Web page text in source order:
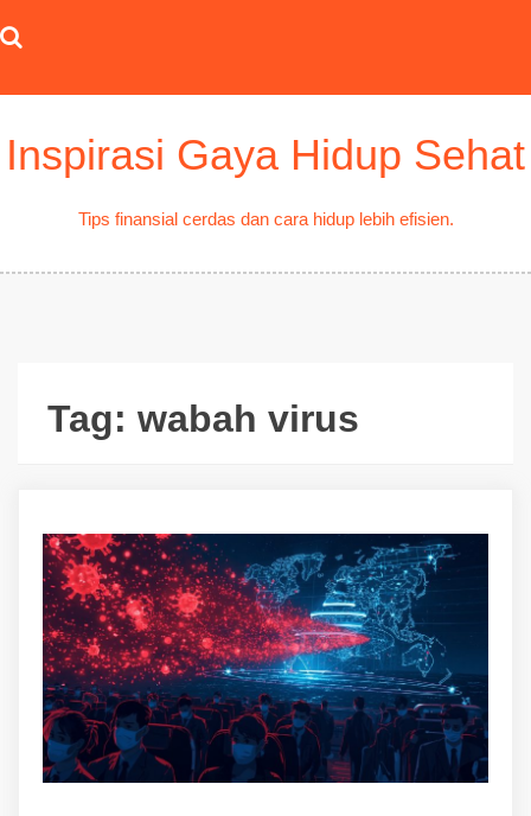
to
Inspirasi Gaya Hidup Sehat
Tips finansial cerdas dan cara hidup lebih efisien.
Tag: wabah virus